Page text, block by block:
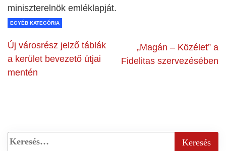
miniszterelnök emléklapját.
EGYÉB KATEGÓRIA
Új városrész jelző táblák
a kerület bevezető útjai
mentén
„Magán – Közélet” a
Fidelitas szervezésében